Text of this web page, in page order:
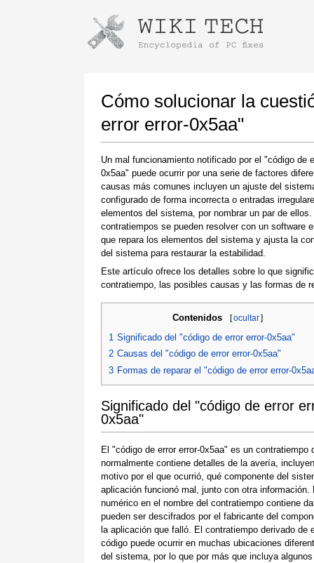
Cómo solucionar la
error error-0x5aa"
Un mal funcionamiento notificado por el "código de
0x5aa" puede ocurrir por una serie de factores
causas más comunes incluyen un ajuste del
configurado de forma incorrecta o entradas
elementos del sistema, por nombrar un par de ellos.
contratiempos se pueden resolver con un software
que repara los elementos del sistema y ajusta la
del sistema para restaurar la estabilidad.
Este artículo ofrece los detalles sobre lo que
contratiempo, las posibles causas y las formas de
Contenidos [ocultar]
1 Significado del "código de error error-0x5aa"
2 Causas del "código de error error-0x5aa"
3 Formas de reparar el "código de error error-
Significado del "código de error
0x5aa"
El "código de error error-0x5aa" es un contratiempo
normalmente contiene detalles de la avería,
motivo por el que ocurrió, qué componente del
aplicación funcionó mal, junto con otra información.
numérico en el nombre del contratiempo contiene
pueden ser descifrados por el fabricante del
la aplicación que falló. El contratiempo derivado de
código puede ocurrir en muchas ubicaciones
del sistema, por lo que por más que incluya
Instrucciones para descargar con
Una vez que se complete la descarga, haga
clic en el enlace del archivo descargado